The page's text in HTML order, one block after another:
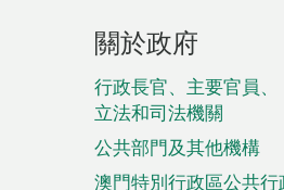
頁
腳
菜
單
關於政府
行政長官、主要官員、
立法和司法機關
公共部門及其他機構
澳門特別行政區公共行